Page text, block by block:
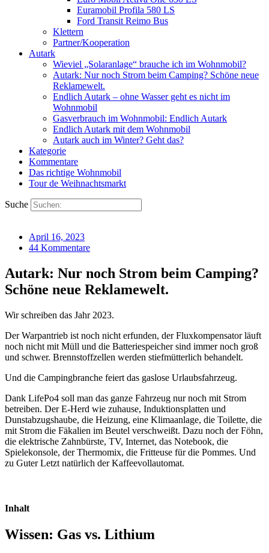
Euramobil Profila 580 LS
Ford Transit Reimo Bus
Klettern
Partner/Kooperation
Autark
Wieviel „Solaranlage“ brauche ich im Wohnmobil?
Autark: Nur noch Strom beim Camping? Schöne neue
Reklamewelt.
Endlich Autark – ohne Wasser geht es nicht im
Wohnmobil
Gasverbrauch im Wohnmobil: Endlich Autark
Endlich Autark mit dem Wohnmobil
Autark auch im Winter? Geht das?
Kategorie
Kommentare
Das richtige Wohnmobil
Tour de Weihnachtsmarkt
Suche
April 16, 2023
44 Kommentare
Autark: Nur noch Strom beim Camping?
Schöne neue Reklamewelt.
Wir schreiben das Jahr 2023.
Der Warpantrieb ist noch nicht erfunden, der Fluxkompensator läuft
noch nicht mit Müll und die Batteriespeicher sind immer noch groß
und schwer. Brennstoffzellen werden stiefmütterlich behandelt.
Und die Campingbranche feiert das gaslose Urlaubsfahrzeug.
Dank LifePo4 soll man das ganze Fahrzeug nur noch mit Strom
betreiben. Der E-Herd wie zuhause, Induktionsplatten und
Dunstabzugshaube, die Heizung, eine Klimaanlage, die Toilette, die
mit Strom die Fäkalien im Beutel verschweißt. Dazu noch der Föhn,
die elektrische Zahnbürste, TV, Internet, das Notebook, die
Spielekonsole, der Thermomix, die Fritteuse für die Pommes. Und
zu Guter Letzt natürlich der Kaffeevollautomat.
Inhalt
Wissen: Gas vs. Lithium